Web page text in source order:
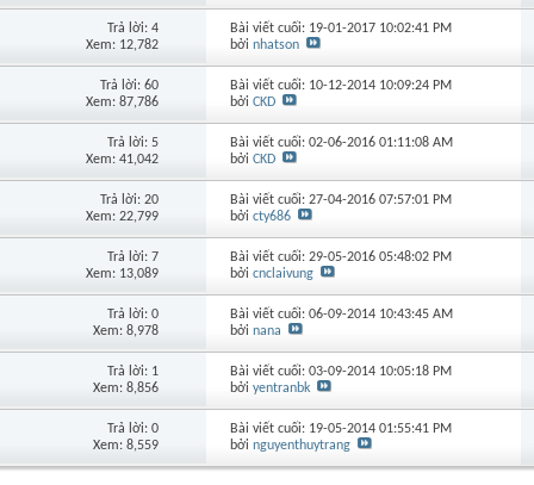
Trả lời: 4
Xem: 12,782
Bài viết cuối: 19-01-2017 10:02:41 PM
bởi nhatson
Trả lời: 60
Xem: 87,786
Bài viết cuối: 10-12-2014 10:09:24 PM
bởi CKD
Trả lời: 5
Xem: 41,042
Bài viết cuối: 02-06-2016 01:11:08 AM
bởi CKD
Trả lời: 20
Xem: 22,799
Bài viết cuối: 27-04-2016 07:57:01 PM
bởi cty686
Trả lời: 7
Xem: 13,089
Bài viết cuối: 29-05-2016 05:48:02 PM
bởi cnclaivung
Trả lời: 0
Xem: 8,978
Bài viết cuối: 06-09-2014 10:43:45 AM
bởi nana
Trả lời: 1
Xem: 8,856
Bài viết cuối: 03-09-2014 10:05:18 PM
bởi yentranbk
Trả lời: 0
Xem: 8,559
Bài viết cuối: 19-05-2014 01:55:41 PM
bởi nguyenthuytrang